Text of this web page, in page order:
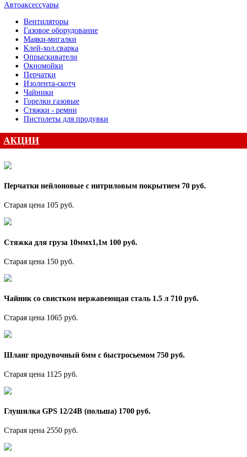
Автоаксессуары
Вентиляторы
Газовое оборудование
Маяки-мигалки
Клей-хол.сварка
Опрыскиватели
Окномойки
Перчатки
Изолента-скотч
Чайники
Горелки газовые
Стяжки - ремни
Пистолеты для продувки
АКЦИИ
Перчатки нейлоновые с нитриловым покрытием 70 руб.
Старая цена 105 руб.
Стяжка для груза 10ммх1,1м 100 руб.
Старая цена 150 руб.
Чайник со свистком нержавеющая сталь 1.5 л 710 руб.
Старая цена 1065 руб.
Шланг продувочный 6мм с быстросьемом 750 руб.
Старая цена 1125 руб.
Глушилка GPS 12/24В (польша) 1700 руб.
Старая цена 2550 руб.